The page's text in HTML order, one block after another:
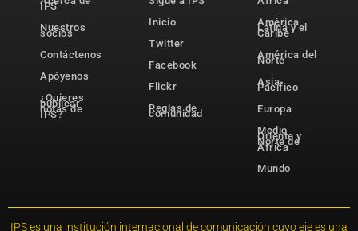
IPS
Nuestros
socios
Contáctenos
Apóyenos
¿Quieres
publicar
notas de
IPS?
Inicio
Twitter
Facebook
Flickr
Reglas de
comunidad
América
Latina y el
Caribe
América del
Norte
Asia-
Pacífico
Europa
Medio
Oriente y
Norte de
África
Mundo
IPS es una institución internacional de comunicación cuyo eje es una